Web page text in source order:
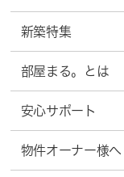
新築特集
部屋まる。とは
安心サポート
物件オーナー様へ